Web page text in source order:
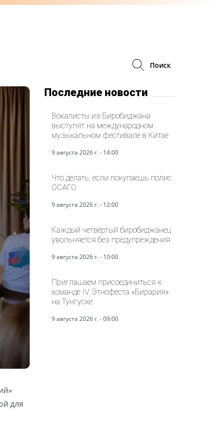
Поиск
для
Последние новости
Вокалисты из Биробиджана
выступят на международном
музыкальном фестивале в Китае
9 августа 2026 г. - 14:00
Что делать, если покупаешь полис
ОСАГО
9 августа 2026 г. - 12:00
Каждый четвёртый биробиджанец
увольняется без предупреждения
9 августа 2026 г. - 10:00
Приглашаем присоединиться к
команде IV Этнофеста «Бирария»
на Тунгуске
9 августа 2026 г. - 09:00